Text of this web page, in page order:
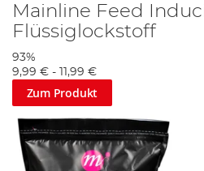
Mainline Feed
Flüssiglockstoff
93%
9,99 € - 11,99 €
Zum Produkt